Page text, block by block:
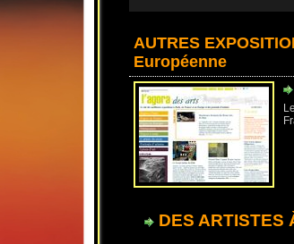
AUTRES
Européenne
DES ARTISTES